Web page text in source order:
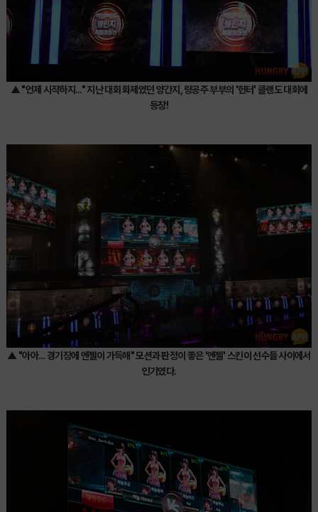
▲ "언제 시작하지..." 지난 대회 화제였던 양간지, 랑공주 부부의 '헌터' 클랜도 대회에
등장!
▲ "아아... 경기장에 엔젤이 가득해" 모션과 판정이 좋은 '엔젤' 스킨이 선수들 사이에서
인기였다.